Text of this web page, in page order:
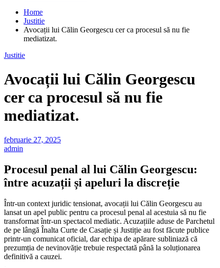
Home
Justitie
Avocații lui Călin Georgescu cer ca procesul să nu fie
mediatizat.
Justitie
Avocații lui Călin Georgescu
cer ca procesul să nu fie
mediatizat.
februarie 27, 2025
admin
Procesul penal al lui Călin Georgescu:
între acuzații și apeluri la discreție
Într-un context juridic tensionat, avocații lui Călin Georgescu au
lansat un apel public pentru ca procesul penal al acestuia să nu fie
transformat într-un spectacol mediatic. Acuzațiile aduse de Parchetul
de pe lângă Înalta Curte de Casație și Justiție au fost făcute publice
printr-un comunicat oficial, dar echipa de apărare subliniază că
prezumția de nevinovăție trebuie respectată până la soluționarea
definitivă a cauzei.